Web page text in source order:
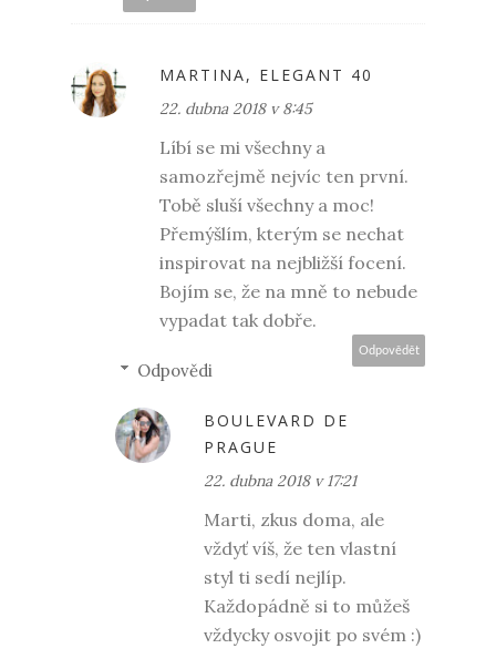
MARTINA, ELEGANT 40
22. dubna 2018 v 8:45
Líbí se mi všechny a
samozřejmě nejvíc ten první.
Tobě sluší všechny a moc!
Přemýšlím, kterým se nechat
inspirovat na nejbližší focení.
Bojím se, že na mně to nebude
vypadat tak dobře.
Odpovědět
Odpovědi
BOULEVARD DE
PRAGUE
22. dubna 2018 v 17:21
Marti, zkus doma, ale
vždyť víš, že ten vlastní
styl ti sedí nejlíp.
Každopádně si to můžeš
vždycky osvojit po svém :)